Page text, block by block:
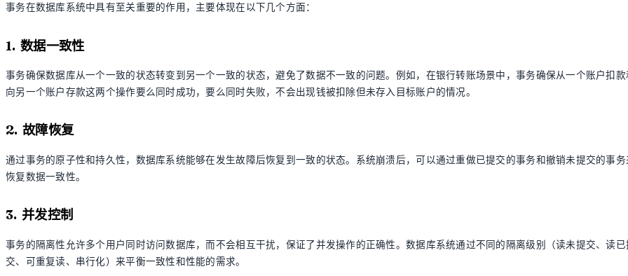
事务在数据库系统中具有至关重要的作用，主要体现在以下几个方面：
1. 数据一致性
事务确保数据库从一个一致的状态转变到另一个一致的状态，避免了数据不一致的问题。例如，在银行转账场景中，事务确保从一个账户扣款
向另一个账户存款这两个操作要么同时成功，要么同时失败，不会出现钱被扣除但未存入目标账户的情况。
2. 故障恢复
通过事务的原子性和持久性，数据库系统能够在发生故障后恢复到一致的状态。系统崩溃后，可以通过重做已提交的事务和撤销未提交的事务
恢复数据一致性。
3. 并发控制
事务的隔离性允许多个用户同时访问数据库，而不会相互干扰，保证了并发操作的正确性。数据库系统通过不同的隔离级别（读未提交、读已
交、可重复读、串行化）来平衡一致性和性能的需求。